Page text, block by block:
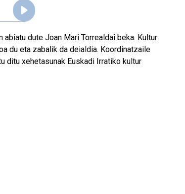
dute Joan Mari Torrealdai beka. Kultur
du eta zabalik da deialdia. Koordinatzaile
ditu xehetasunak Euskadi Irratiko kultur